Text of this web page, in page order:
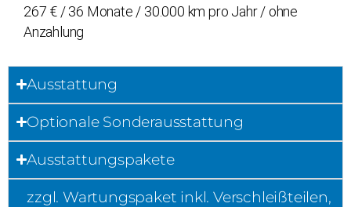
267 € / 36 Monate / 30.000 km pro Jahr / ohne
Anzahlung
Ausstattung
Optionale Sonderausstattung
Ausstattungspakete
zzgl. Wartungspaket inkl. Verschleißteilen,